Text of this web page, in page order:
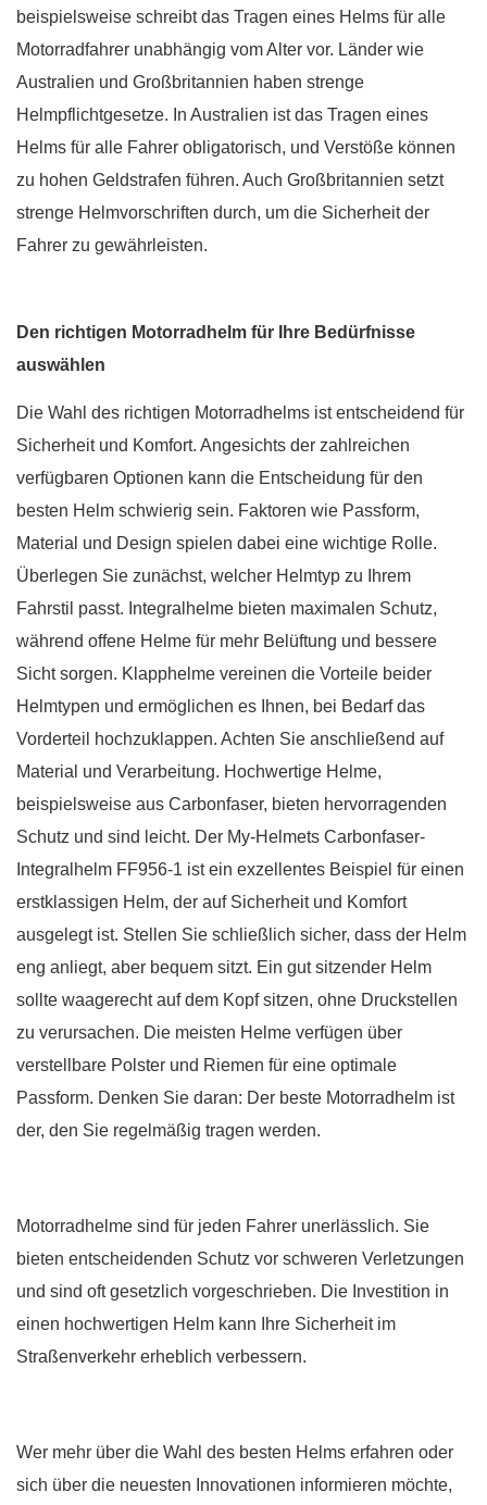
beispielsweise schreibt das Tragen eines Helms für alle
Motorradfahrer unabhängig vom Alter vor. Länder wie
Australien und Großbritannien haben strenge
Helmpflichtgesetze. In Australien ist das Tragen eines
Helms für alle Fahrer obligatorisch, und Verstöße können
zu hohen Geldstrafen führen. Auch Großbritannien setzt
strenge Helmvorschriften durch, um die Sicherheit der
Fahrer zu gewährleisten.
Den richtigen Motorradhelm für Ihre Bedürfnisse
auswählen
Die Wahl des richtigen Motorradhelms ist entscheidend für
Sicherheit und Komfort. Angesichts der zahlreichen
verfügbaren Optionen kann die Entscheidung für den
besten Helm schwierig sein. Faktoren wie Passform,
Material und Design spielen dabei eine wichtige Rolle.
Überlegen Sie zunächst, welcher Helmtyp zu Ihrem
Fahrstil passt. Integralhelme bieten maximalen Schutz,
während offene Helme für mehr Belüftung und bessere
Sicht sorgen. Klapphelme vereinen die Vorteile beider
Helmtypen und ermöglichen es Ihnen, bei Bedarf das
Vorderteil hochzuklappen. Achten Sie anschließend auf
Material und Verarbeitung. Hochwertige Helme,
beispielsweise aus Carbonfaser, bieten hervorragenden
Schutz und sind leicht. Der My-Helmets Carbonfaser-
Integralhelm FF956-1 ist ein exzellentes Beispiel für einen
erstklassigen Helm, der auf Sicherheit und Komfort
ausgelegt ist. Stellen Sie schließlich sicher, dass der Helm
eng anliegt, aber bequem sitzt. Ein gut sitzender Helm
sollte waagerecht auf dem Kopf sitzen, ohne Druckstellen
zu verursachen. Die meisten Helme verfügen über
verstellbare Polster und Riemen für eine optimale
Passform. Denken Sie daran: Der beste Motorradhelm ist
der, den Sie regelmäßig tragen werden.
Motorradhelme sind für jeden Fahrer unerlässlich. Sie
bieten entscheidenden Schutz vor schweren Verletzungen
und sind oft gesetzlich vorgeschrieben. Die Investition in
einen hochwertigen Helm kann Ihre Sicherheit im
Straßenverkehr erheblich verbessern.
Wer mehr über die Wahl des besten Helms erfahren oder
sich über die neuesten Innovationen informieren möchte,